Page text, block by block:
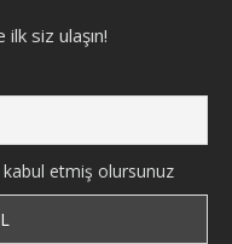
siz ulaşın!
kabul etmiş olursunuz